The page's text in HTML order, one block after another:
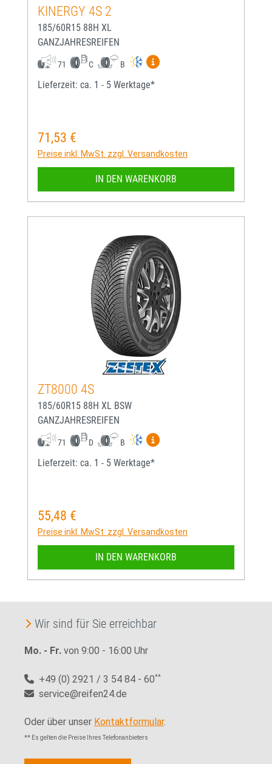
KINERGY 4S 2
185/60R15 88H XL
GANZJAHRESREIFEN
71 C B
Mehr Informationen zum
Lieferzeit: ca. 1 - 5 Werktage*
Regulärer Preis:
71,53 €
Preise inkl. MwSt. zzgl. Versandkosten
IN DEN WARENKORB
ZT8000 4S
185/60R15 88H XL BSW
GANZJAHRESREIFEN
71 D B
Mehr Informationen zum
Lieferzeit: ca. 1 - 5 Werktage*
Regulärer Preis:
55,48 €
Preise inkl. MwSt. zzgl. Versandkosten
IN DEN WARENKORB
Wir sind für Sie erreichbar
Mo. - Fr. von 9:00 - 16:00 Uhr
+49 (0) 2921 / 3 54 84 - 60**
service@reifen24.de
Oder über unser Kontaktformular.
** Es gelten die Preise Ihres Telefonanbieters